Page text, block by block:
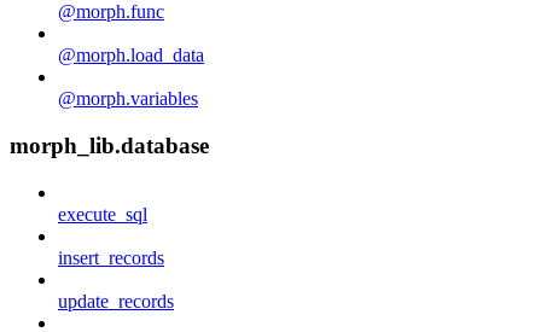
@morph.func
@morph.load_data
@morph.variables
morph_lib.database
execute_sql
insert_records
update_records